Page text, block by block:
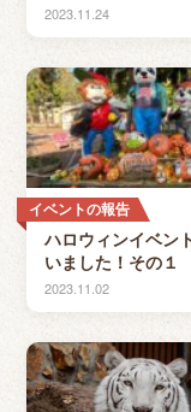
2023.11.24
イベントの報告
ハロウィンイベン
いました！その１
2023.11.02